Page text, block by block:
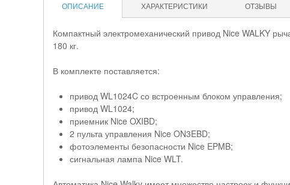
ОПИСАНИЕ ХАРАКТЕРИСТИКИ ОТЗЫВЫ
Компактный электромеханический привод Nice WALKY
180 кг.
В комплекте поставляется:
привод WL1024C со встроенным блоком управления;
привод WL1024;
приемник Nice OXIBD;
2 пульта управления Nice ON3EBD;
фотоэлементы безопасности Nice EPMB;
сигнальная лампа Nice WLT.